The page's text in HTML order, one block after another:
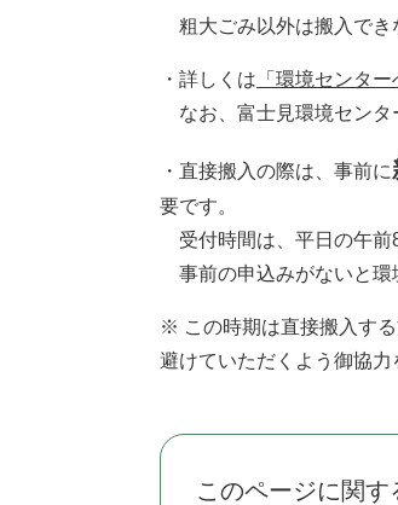
粗大ごみ以外は搬入でき
・詳しくは 「環境センタ
なお、富士見環境センタ
・直接搬入の際は、事前に
要です。
受付時間は、平日の午前
事前の申込みがないと環
※ この時期は直接搬入す
避けていただくよう御協
このページに関